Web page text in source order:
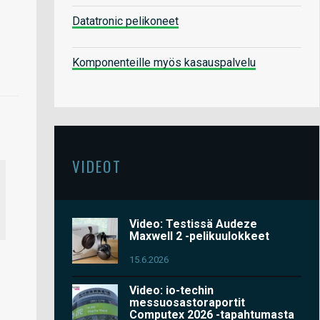
Datatronic pelikoneet
Komponenteille myös kasauspalvelu
VIDEOT
Video: Testissä Audeze
Maxwell 2 -pelikuulokkeet
15.6.2026
Video: io-techin
messuosastoraportit
Computex 2026 -tapahtumasta